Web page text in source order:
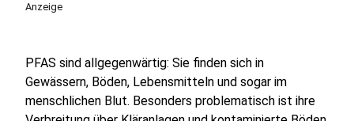
Anzeige
PFAS sind allgegenwärtig: Sie finden sich in
Gewässern, Böden, Lebensmitteln und sogar im
menschlichen Blut. Besonders problematisch ist ihre